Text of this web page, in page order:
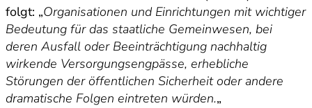
folgt: „Organisationen und Einrichtungen mit wichtiger
Bedeutung für das staatliche Gemeinwesen, bei
deren Ausfall oder Beeinträchtigung nachhaltig
wirkende Versorgungsengpässe, erhebliche
Störungen der öffentlichen Sicherheit oder andere
dramatische Folgen eintreten würden.„